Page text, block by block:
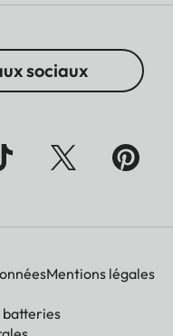
sociaux
Mentions légales
batteries